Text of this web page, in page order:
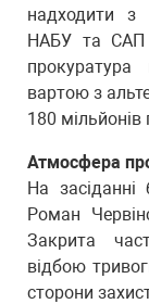
надходити з
НАБУ та САП
вартою з
180 мільйонів
Атмосфера
На засіданні
Роман
Закрита
відбою
сторони